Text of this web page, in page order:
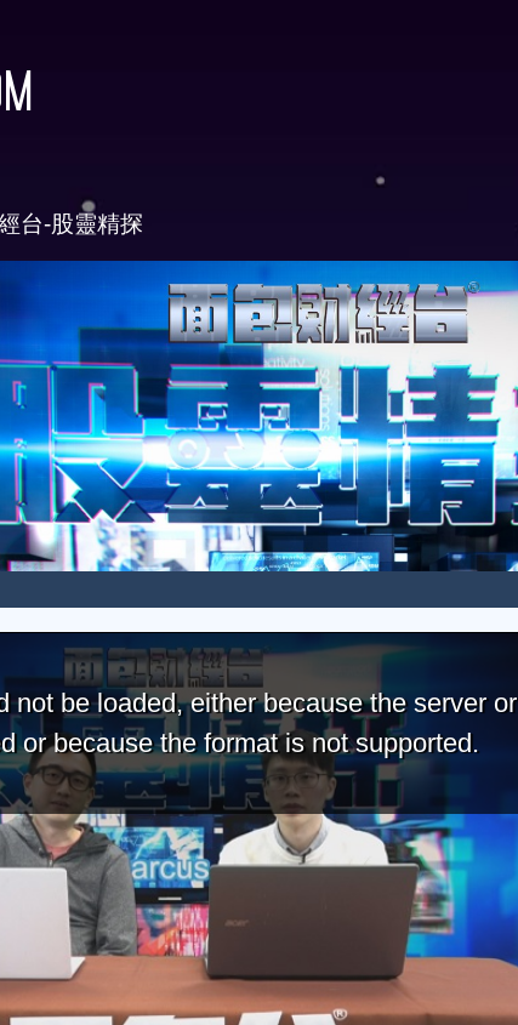
台-股靈精探
not be loaded, either because the server or
or because the format is not supported.